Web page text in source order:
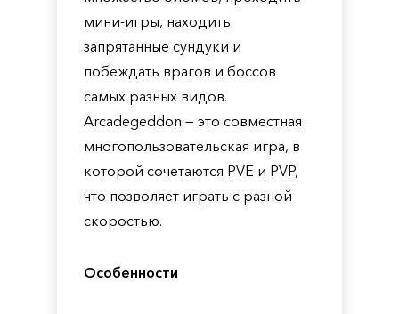
мини-игры, находить
запрятанные сундуки и
побеждать врагов и боссов
самых разных видов.
Arcadegeddon — это совместная
многопользовательская игра, в
которой сочетаются PVE и PVP,
что позволяет играть с разной
скоростью.
Особенности